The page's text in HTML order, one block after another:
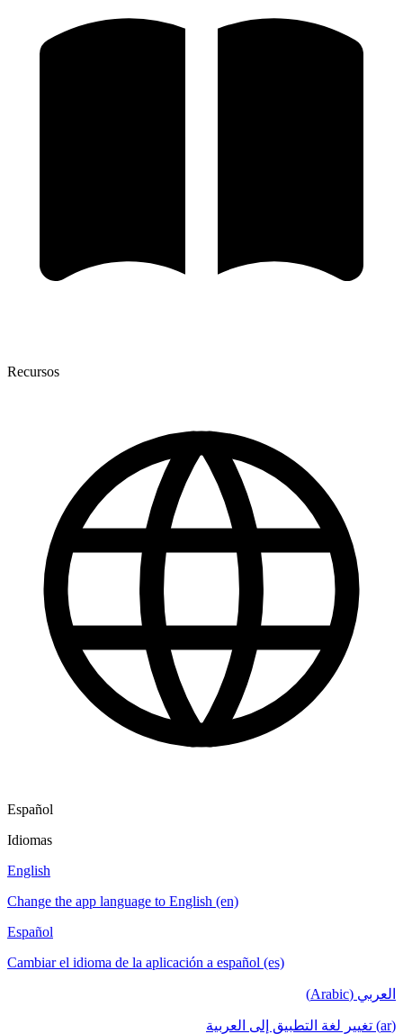
Recursos
Español
Idiomas
English
Change the app language to English (en)
Español
Cambiar el idioma de la aplicación a español (es)
العربي (Arabic)
(ar) تغيير لغة التطبيق إلى العربية